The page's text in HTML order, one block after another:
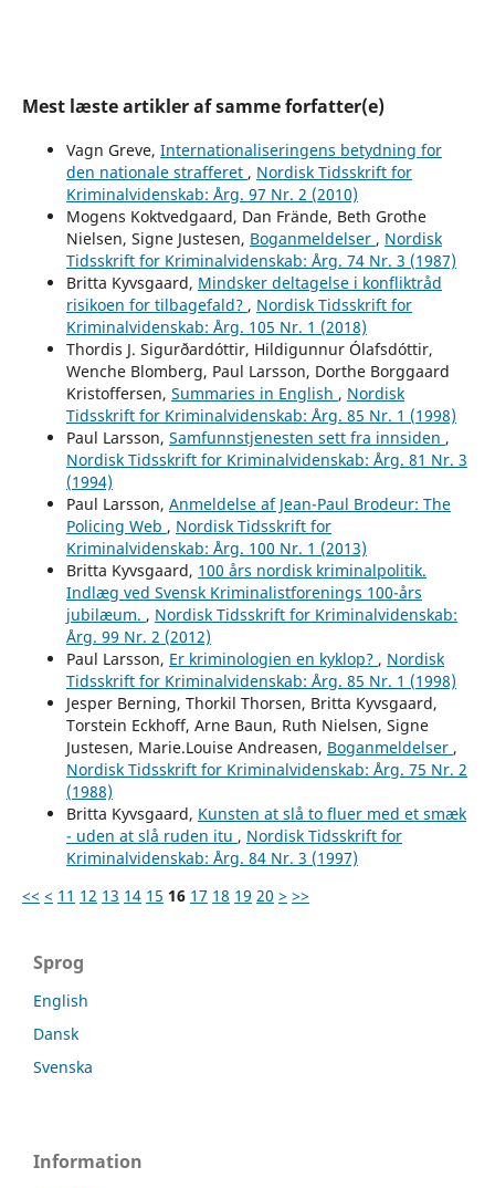
Mest læste artikler af samme forfatter(e)
Vagn Greve, Internationaliseringens betydning for
den nationale strafferet , Nordisk Tidsskrift for
Kriminalvidenskab: Årg. 97 Nr. 2 (2010)
Mogens Koktvedgaard, Dan Frände, Beth Grothe
Nielsen, Signe Justesen, Boganmeldelser , Nordisk
Tidsskrift for Kriminalvidenskab: Årg. 74 Nr. 3 (1987)
Britta Kyvsgaard, Mindsker deltagelse i konfliktråd
risikoen for tilbagefald? , Nordisk Tidsskrift for
Kriminalvidenskab: Årg. 105 Nr. 1 (2018)
Thordis J. Sigurðardóttir, Hildigunnur Ólafsdóttir,
Wenche Blomberg, Paul Larsson, Dorthe Borggaard
Kristoffersen, Summaries in English , Nordisk
Tidsskrift for Kriminalvidenskab: Årg. 85 Nr. 1 (1998)
Paul Larsson, Samfunnstjenesten sett fra innsiden ,
Nordisk Tidsskrift for Kriminalvidenskab: Årg. 81 Nr. 3
(1994)
Paul Larsson, Anmeldelse af Jean-Paul Brodeur: The
Policing Web , Nordisk Tidsskrift for
Kriminalvidenskab: Årg. 100 Nr. 1 (2013)
Britta Kyvsgaard, 100 års nordisk kriminalpolitik.
Indlæg ved Svensk Kriminalistforenings 100-års
jubilæum. , Nordisk Tidsskrift for Kriminalvidenskab:
Årg. 99 Nr. 2 (2012)
Paul Larsson, Er kriminologien en kyklop? , Nordisk
Tidsskrift for Kriminalvidenskab: Årg. 85 Nr. 1 (1998)
Jesper Berning, Thorkil Thorsen, Britta Kyvsgaard,
Torstein Eckhoff, Arne Baun, Ruth Nielsen, Signe
Justesen, Marie.Louise Andreasen, Boganmeldelser ,
Nordisk Tidsskrift for Kriminalvidenskab: Årg. 75 Nr. 2
(1988)
Britta Kyvsgaard, Kunsten at slå to fluer med et smæk
- uden at slå ruden itu , Nordisk Tidsskrift for
Kriminalvidenskab: Årg. 84 Nr. 3 (1997)
<< < 11 12 13 14 15 16 17 18 19 20 > >>
Sprog
English
Dansk
Svenska
Information